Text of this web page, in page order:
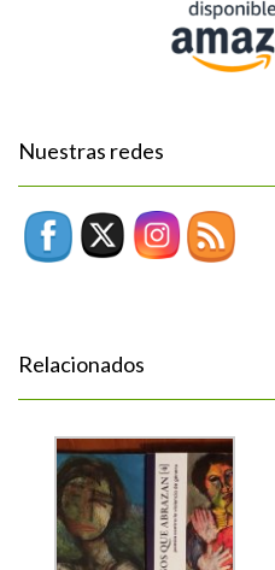
Nuestras redes
Relacionados